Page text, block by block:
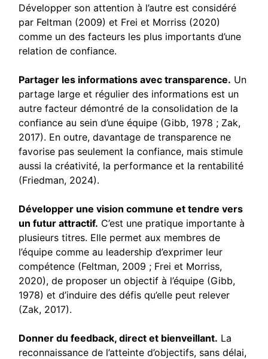
Développer son attention à l’autre est considéré
par Feltman (2009) et Frei et Morriss (2020)
comme un des facteurs les plus importants d’une
relation de confiance.
Partager les informations avec transparence. Un
partage large et régulier des informations est un
autre facteur démontré de la consolidation de la
confiance au sein d’une équipe (Gibb, 1978 ; Zak,
2017). En outre, davantage de transparence ne
favorise pas seulement la confiance, mais stimule
aussi la créativité, la performance et la rentabilité
(Friedman, 2024).
Développer une vision commune et tendre vers
un futur attractif. C’est une pratique importante à
plusieurs titres. Elle permet aux membres de
l’équipe comme au leadership d’exprimer leur
compétence (Feltman, 2009 ; Frei et Morriss,
2020), de proposer un objectif à l’équipe (Gibb,
1978) et d’induire des défis qu’elle peut relever
(Zak, 2017).
Donner du feedback, direct et bienveillant. La
reconnaissance de l’atteinte d’objectifs, sans délai,